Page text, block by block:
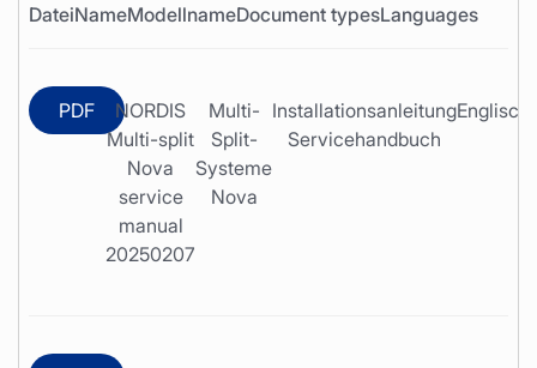
DateiNameModellnameDocument typesLanguages
PDF
NORDIS
Multi-split
Nova
service
manual
20250207
Multi-
Split-
Systeme
Nova
Installationsanleitung
Servicehandbuch
Englisch